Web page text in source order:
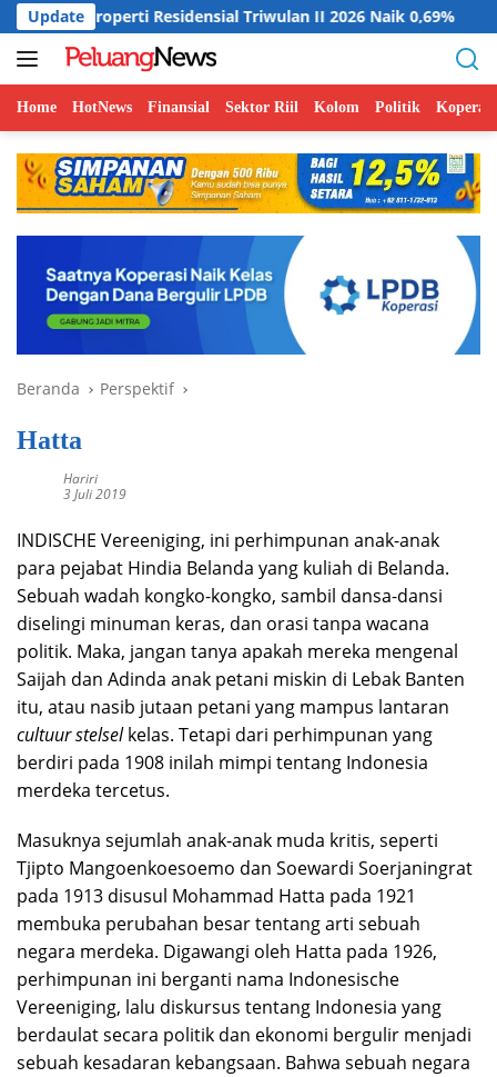
Langsung
ke
konten
Update
Residensial Triwulan II 2026 Naik 0,69% Indonesia
Home HotNews Finansial Sektor Riil Kolom Politik Koperasi
Beranda Perspektif
Hatta
Hariri
3 Juli 2019
INDISCHE Vereeniging, ini perhimpunan anak-anak
para pejabat Hindia Belanda yang kuliah di Belanda.
Sebuah wadah kongko-kongko, sambil dansa-dansi
diselingi minuman keras, dan orasi tanpa wacana
politik. Maka, jangan tanya apakah mereka mengenal
Saijah dan Adinda anak petani miskin di Lebak Banten
itu, atau nasib jutaan petani yang mampus lantaran
cultuur stelselkelas. Tetapi dari perhimpunan yang
berdiri pada 1908 inilah mimpi tentang Indonesia
merdeka tercetus.
Masuknya sejumlah anak-anak muda kritis, seperti
Tjipto Mangoenkoesoemo dan Soewardi Soerjaningrat
pada 1913 disusul Mohammad Hatta pada 1921
membuka perubahan besar tentang arti sebuah
negara merdeka. Digawangi oleh Hatta pada 1926,
perhimpunan ini berganti nama Indonesische
Vereeniging, lalu diskursus tentang Indonesia yang
berdaulat secara politik dan ekonomi bergulir menjadi
sebuah kesadaran kebangsaan. Bahwa sebuah negara